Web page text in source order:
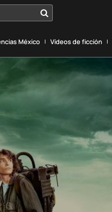
México Vídeos de ficción